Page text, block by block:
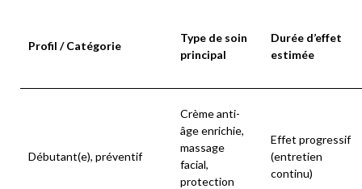
Profil / Catégorie
Type de soin
principal
Durée d’effet
estimée
Débutant(e), préventif
Crème anti-
âge enrichie,
massage
facial,
protection
Effet progressif
(entretien
continu)